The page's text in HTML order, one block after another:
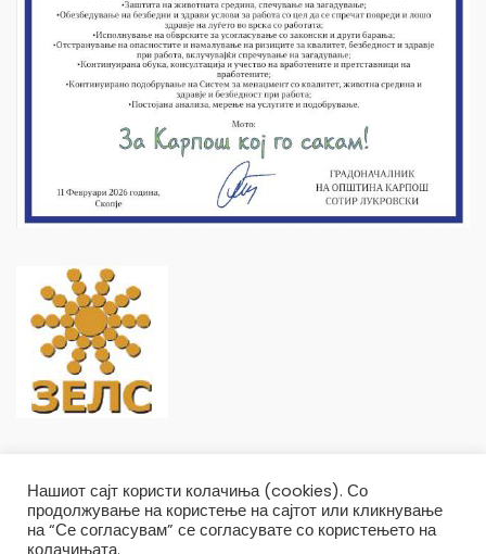
Општина Карпош Copyright © 2019
Нашиот сајт користи колачиња (cookies). Со
продолжување на користење на сајтот или кликнување
на “Се согласувам” се согласувате со користењето на
колачињата.